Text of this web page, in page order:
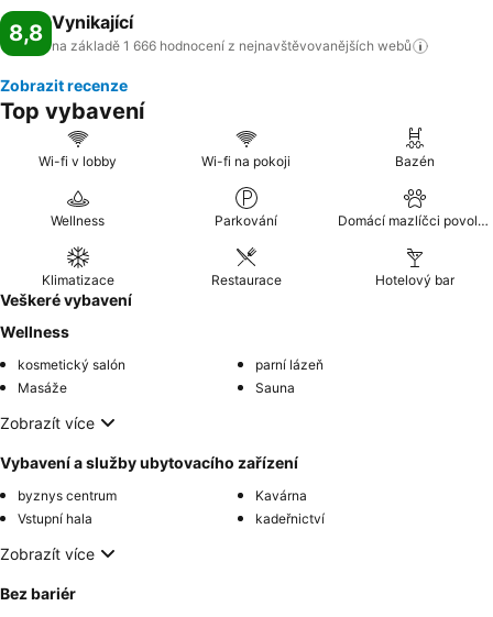
8,8 Vynikající
na základě 1 666 hodnocení z nejnavštěvovanějších webů
Zobrazit recenze
Top vybavení
Wi-fi v lobby Wi-fi na pokoji Bazén
Wellness Parkování Domácí mazlíčci povoleni
Klimatizace Restaurace Hotelový bar
Veškeré vybavení
Wellness
kosmetický salón
parní lázeň
Masáže
Sauna
Zobrazít více
Vybavení a služby ubytovacího zařízení
byznys centrum
Kavárna
Vstupní hala
kadeřnictví
Zobrazít více
Bez bariér